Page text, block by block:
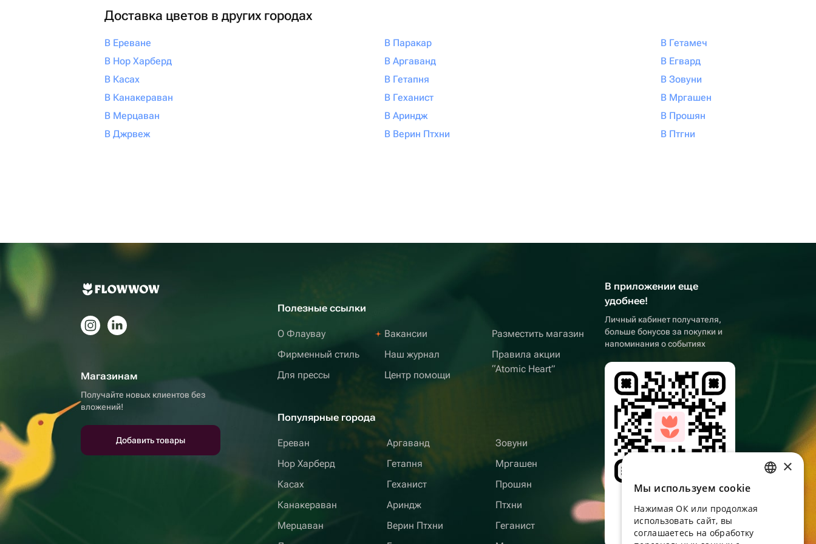
Доставка цветов в других городах
В Ереване
В Нор Харберд
В Касах
В Канакераван
В Мерцаван
В Джрвеж
В Паракар
В Аргаванд
В Гетапня
В Геханист
В Ариндж
В Верин Птхни
В Гетамеч
В Егвард
В Зовуни
В Мргашен
В Прошян
В Птгни
Магазинам
Получайте новых клиентов без
вложений!
Добавить товары
Полезные ссылки
О Флаувау
Фирменный стиль
Для прессы
Вакансии
Наш журнал
Центр помощи
Разместить магазин
Правила акции
“Atomic Heart”
Популярные города
Ереван
Нор Харберд
Касах
Канакераван
Мерцаван
Аргаванд
Гетапня
Геханист
Ариндж
Верин Птхни
Зовуни
Мргашен
Прошян
Птхни
Геганист
В приложении еще
удобнее!
Личный кабинет получателя,
больше бонусов за покупки и
напоминания о событиях
Наведите камеру,
приложение
ENGLISH
UKRAINIAN
×
Мы используем сookie
Нажимая ОК или продолжая
использовать сайт, вы
соглашаетесь на обработку